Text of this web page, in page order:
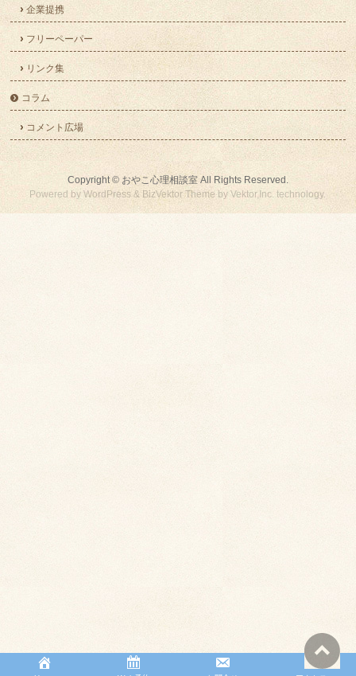
企業提携
フリーペーパー
リンク集
コラム
コメント広場
Copyright © おやこ心理相談室All Rights Reserved.
Powered byWordPress & BizVektor ThemebyVektor,Inc. technology.